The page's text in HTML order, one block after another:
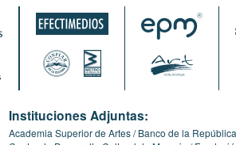
Instituciones Adjuntas:
Academia Superior de Artes Banco de la República